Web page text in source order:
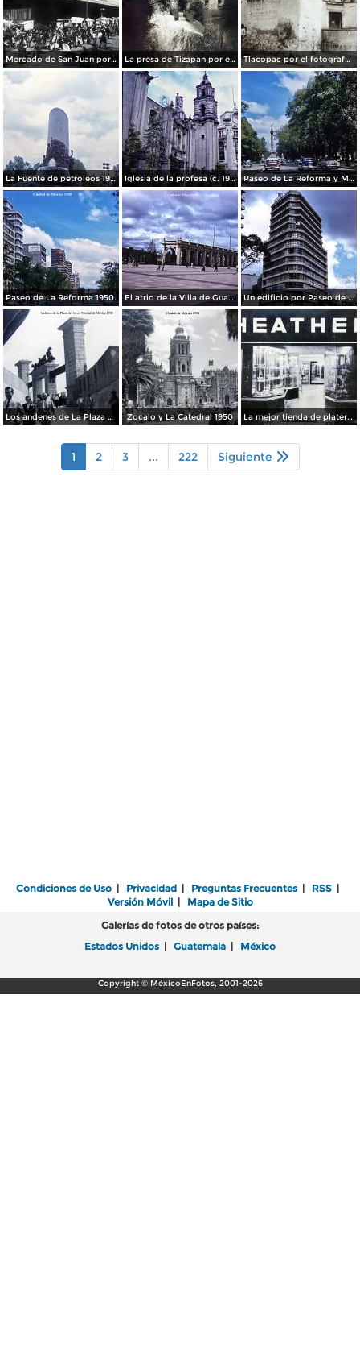
Mercado de San Juan por el fotografo Felix Miret La presa de Tizapan por el fotografo Fernando Kososky. ( Circulada el 22 de Diembre de 1910 ). Tlacopac por el fotografo Hugo Brehme.
La Fuente de petroleos 1950. Iglesia de la profesa (c. 1950) Paseo de La Reforma y Mto a La Independencia 1950
Paseo de La Reforma 1950. El atrio de la Villa de Guadalupe 1950. Un edificio por Paseo de La Reforma 1950
Los andenes de La Plaza de toros Ciudad de México 1950 Zocalo y La Catedral 1950 La mejor tienda de plateria.
1 2 3 ... 222 Siguiente
Condiciones de Uso | Privacidad | Preguntas Frecuentes | RSS |
Versión Móvil| Mapa de Sitio
Galerías de fotos de otros países:
Estados Unidos | Guatemala | México
Copyright © MéxicoEnFotos, 2001-2026